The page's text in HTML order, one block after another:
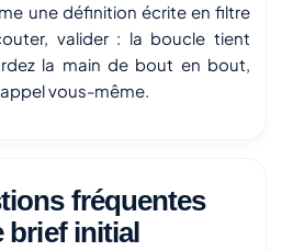
une définition écrite en filtre
valider : la boucle tient
la main de bout en bout,
vous-même.
fréquentes
brief initial